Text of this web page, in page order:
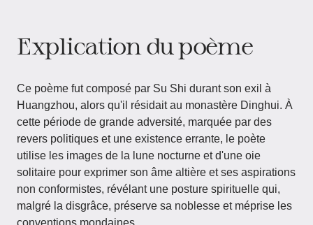
Explication du poème
Ce poème fut composé par Su Shi durant son exil à
Huangzhou, alors qu'il résidait au monastère Dinghui. À
cette période de grande adversité, marquée par des
revers politiques et une existence errante, le poète
utilise les images de la lune nocturne et d'une oie
solitaire pour exprimer son âme altière et ses aspirations
non conformistes, révélant une posture spirituelle qui,
malgré la disgrâce, préserve sa noblesse et méprise les
conventions mondaines.